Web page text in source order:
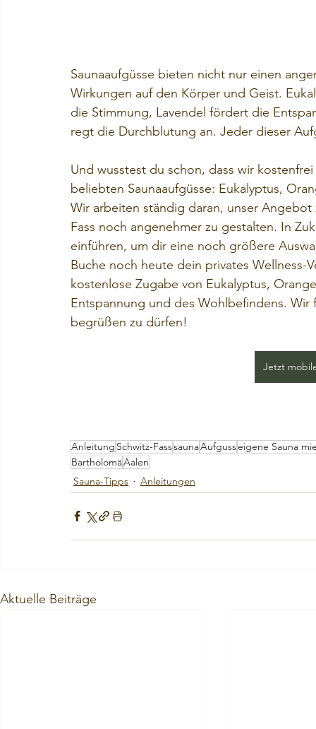
Saunaaufgüsse bieten nicht nur einen
Wirkungen auf den Körper und Geist.
die Stimmung, Lavendel fördert die
regt die Durchblutung an. Jeder dieser
Und wusstest du schon, dass wir
beliebten Saunaaufgüsse: Eukalyptus,
Wir arbeiten ständig daran, unser
Fass noch angenehmer zu gestalten. In
einführen, um dir eine noch größere
Buche noch heute dein privates
kostenlose Zugabe von Eukalyptus,
Entspannung und des Wohlbefindens.
begrüßen zu dürfen!
Jetzt
Anleitung Schwitz-FasssaunaAufgusseigene Sauna
BartholomäAalen
Sauna-Tipps
Anleitungen
Aktuelle Beiträge